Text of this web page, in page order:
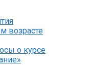
возрасте
о курсе